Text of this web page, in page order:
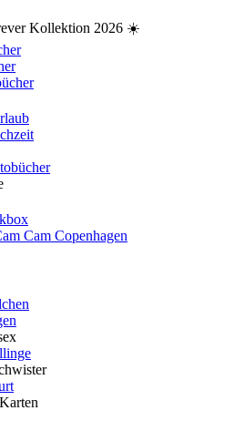
Kollektion 2026 ☀️
Cam Copenhagen